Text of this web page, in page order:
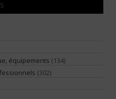
équipements (134)
(302)